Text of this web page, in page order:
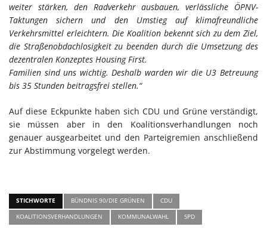
weiter stärken, den Radverkehr ausbauen, verlässliche ÖPNV-
Taktungen sichern und den Umstieg auf klimafreundliche
Verkehrsmittel erleichtern. Die Koalition bekennt sich zu dem Ziel,
die Straßenobdachlosigkeit zu beenden durch die Umsetzung des
dezentralen Konzeptes Housing First.
Familien sind uns wichtig. Deshalb warden wir die U3 Betreuung
bis 35 Stunden beitragsfrei stellen.“
Auf diese Eckpunkte haben sich CDU und Grüne verständigt,
sie müssen aber in den Koalitionsverhandlungen noch
genauer ausgearbeitet und den Parteigremien anschließend
zur Abstimmung vorgelegt werden.
STICHWORTE BÜNDNIS 90/DIE GRÜNEN
CDU
KOALITIONSVERHANDLUNGEN
KOMMUNALWAHL SPD